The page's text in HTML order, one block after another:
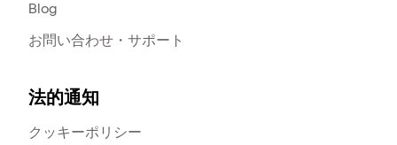
Blog
お問い合わせ・サポート
法的通知
クッキーポリシー